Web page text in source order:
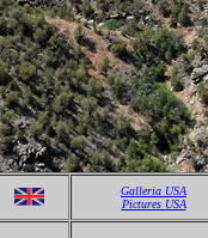
Galleria USA
Pictures USA